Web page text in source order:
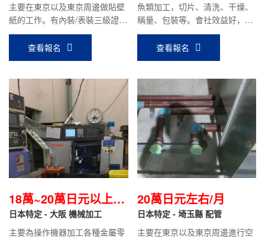
主要在東京以及東京周邊做貼壁
紙的工作。有內裝/表裝三級證書
或專門級證書，沒有資格證書人
員，我們會協助開具評價調書。
查看報名
魚類加工，切片、清洗、干燥、
稱量、包裝等。會社效益好，加
班多，時給980日元/時。
查看報名
18萬~20萬日元以上/
月
日本特定 - 大阪 機械加工
主要為操作機器加工各種金屬零
20萬日元左右/月
日本特定 - 埼玉縣 配管
主要在東京以及東京周邊進行空